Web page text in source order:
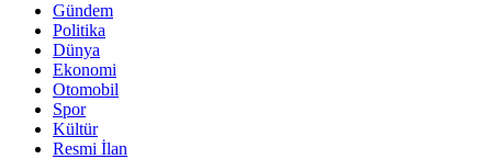
Gündem
Politika
Dünya
Ekonomi
Otomobil
Spor
Kültür
Resmi İlan